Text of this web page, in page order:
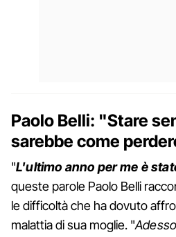
Paolo Belli: "Stare
sarebbe come
"L'ultimo anno per me è
queste parole Paolo Belli
le difficoltà che ha dovuto
malattia di sua moglie. "